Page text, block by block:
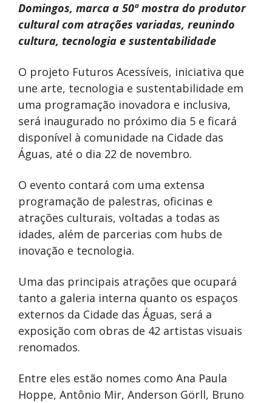
Domingos, marca a 50ª mostra do produtor
cultural com atrações variadas, reunindo
cultura, tecnologia e sustentabilidade
O projeto Futuros Acessíveis, iniciativa que
une arte, tecnologia e sustentabilidade em
uma programação inovadora e inclusiva,
será inaugurado no próximo dia 5 e ficará
disponível à comunidade na Cidade das
Águas, até o dia 22 de novembro.
O evento contará com uma extensa
programação de palestras, oficinas e
atrações culturais, voltadas a todas as
idades, além de parcerias com hubs de
inovação e tecnologia.
Uma das principais atrações que ocupará
tanto a galeria interna quanto os espaços
externos da Cidade das Águas, será a
exposição com obras de 42 artistas visuais
renomados.
Entre eles estão nomes como Ana Paula
Hoppe, Antônio Mir, Anderson Görll, Bruno